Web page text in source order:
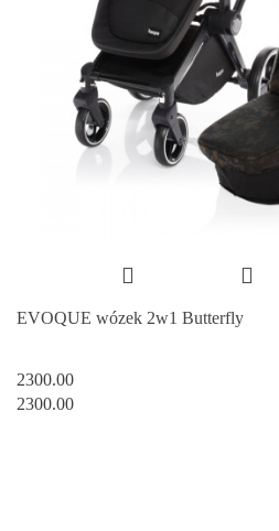
EVOQUE wózek 2w1 Butterfly
2300.00
2300.00